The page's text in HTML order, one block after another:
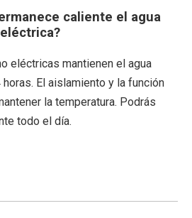
caliente el agua
eléctricas mantienen el agua
El aislamiento y la función
la temperatura. Podrás
todo el día.